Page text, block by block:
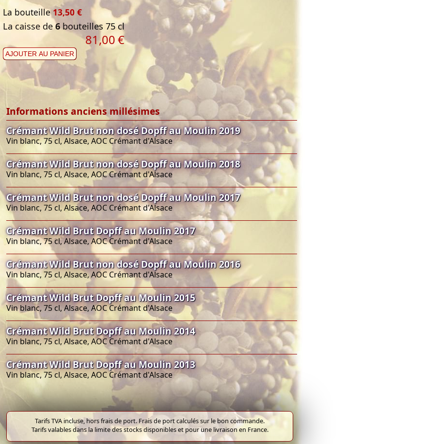
La bouteille13,50 €
La caisse de6bouteilles 75 cl
81,00€
AJOUTER AU PANIER
Informations anciens millésimes
Crémant Wild Brut non dosé Dopff au Moulin 2019
Vin blanc, 75 cl, Alsace, AOC Crémant d'Alsace
Crémant Wild Brut non dosé Dopff au Moulin 2018
Vin blanc, 75 cl, Alsace, AOC Crémant d'Alsace
Crémant Wild Brut non dosé Dopff au Moulin 2017
Vin blanc, 75 cl, Alsace, AOC Crémant d'Alsace
Crémant Wild Brut Dopff au Moulin 2017
Vin blanc, 75 cl, Alsace, AOC Crémant d'Alsace
Crémant Wild Brut non dosé Dopff au Moulin 2016
Vin blanc, 75 cl, Alsace, AOC Crémant d'Alsace
Crémant Wild Brut Dopff au Moulin 2015
Vin blanc, 75 cl, Alsace, AOC Crémant d'Alsace
Crémant Wild Brut Dopff au Moulin 2014
Vin blanc, 75 cl, Alsace, AOC Crémant d'Alsace
Crémant Wild Brut Dopff au Moulin 2013
Vin blanc, 75 cl, Alsace, AOC Crémant d'Alsace
Tarifs TVA incluse, hors frais de port. Frais de port calculés sur le bon commande.
Tarifs valables dans la limite des stocks disponibles et pour une livraison en France.